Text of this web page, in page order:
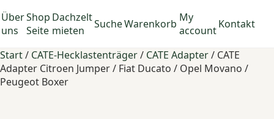
Über
uns
Shop
Seite
Dachzelt
mieten
SucheWarenkorb My
account Kontakt
Start/ CATE-Hecklastenträger/ CATE Adapter/ CATE
Adapter Citroen Jumper / Fiat Ducato / Opel Movano /
Peugeot Boxer